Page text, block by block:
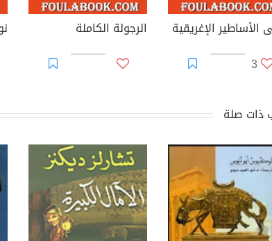
الأساطير الإغريقية
3
الرجولة الكاملة
ذات صلة